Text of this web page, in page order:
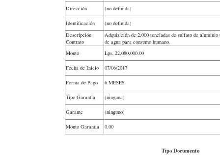
Dirección (no definida)
Identificación
(no definida)
Descripción
Contrato
Adquisición de 2,000 toneladas de sulfato de
de agua para consumo humano.
Monto
Lps. 22,080,000.00
Fecha de Inicio 07/06/2017
Forma de Pago 6 MESES
Tipo Garantia (ninguna)
Garante (ninguno)
Monto Garantia 0.00
Tipo Documento